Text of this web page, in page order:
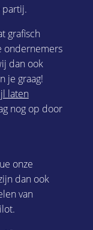
grafisch
ondernemers
dan ook
je graag!
laten
nog op door
onze
dan ook
van